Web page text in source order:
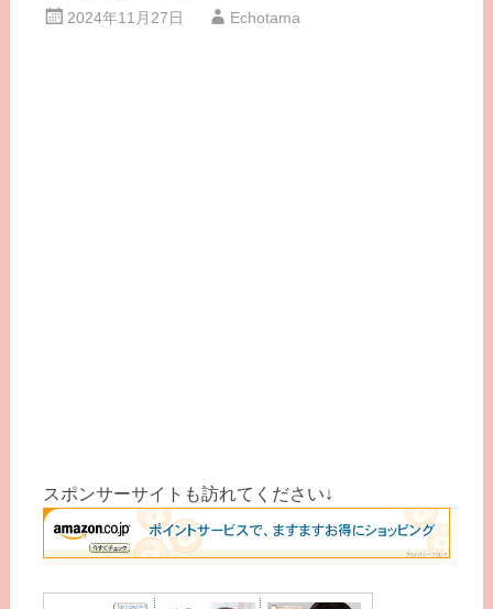
2024年11月27日 Echotama
スポンサーサイトも訪れてください↓